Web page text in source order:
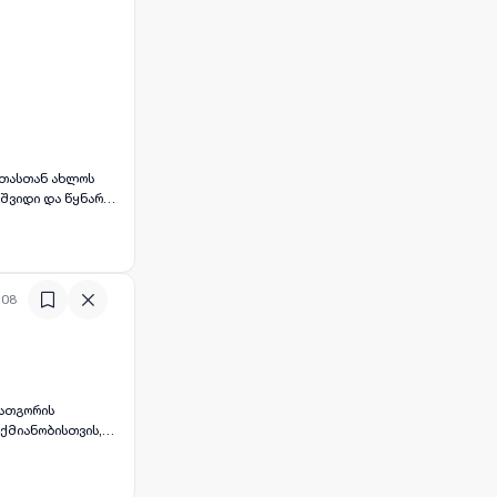
ახლოს
და წყნარი
მშვიდი